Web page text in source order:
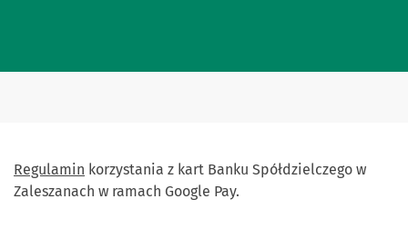
Regulamin korzystania z kart Banku Spółdzielczego w
Zaleszanach w ramach Google Pay.